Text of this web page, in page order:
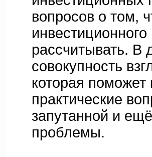
вопросов о том,
инвестиционного
рассчитывать. В
совокупность
которая поможет
практические
запутанной и
проблемы.